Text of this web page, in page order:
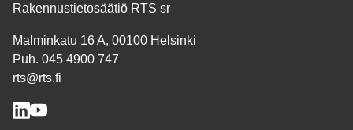
Rakennustietosäätiö RTS sr
Malminkatu 16 A, 00100 Helsinki
Puh. 045 4900 747
rts@rts.fi